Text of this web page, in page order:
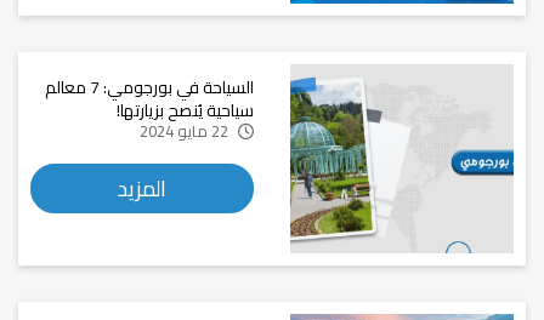
السياحة في بورجومي: 7 معالم
سياحية يُنصح بزيارتها!
المزيد